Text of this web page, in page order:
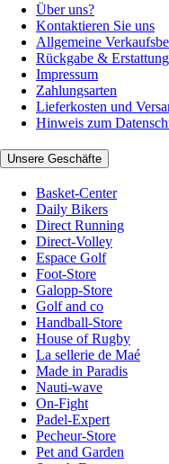
Über uns?
Kontaktieren Sie uns
Allgemeine
Rückgabe & Erstattung
Impressum
Zahlungsarten
Lieferkosten und
Hinweis zum
Unsere Geschäfte
Basket-Center
Daily Bikers
Direct Running
Direct-Volley
Espace Golf
Foot-Store
Galopp-Store
Golf and co
Handball-Store
House of Rugby
La sellerie de Maé
Made in Paradis
Nauti-wave
On-Fight
Padel-Expert
Pecheur-Store
Pet and Garden